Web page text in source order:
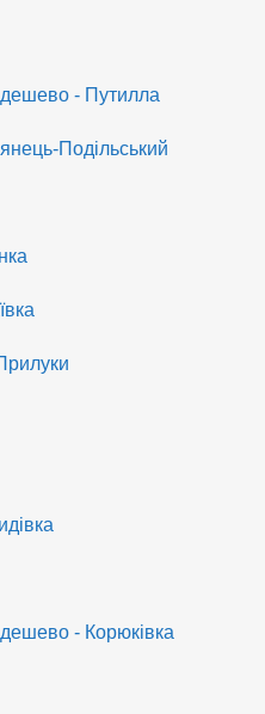
дешево - Путилла
Подільський
- Корюківка